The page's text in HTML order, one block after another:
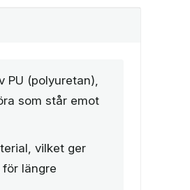
PU (polyuretan),
som står emot
vilket ger
längre